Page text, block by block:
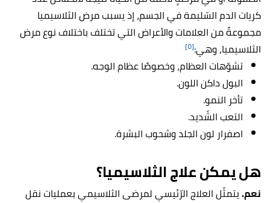
كريات الدم السّليمة في الجسم، إذ يسبب مرض الثلاسيميا
مجموعةً من العلامات والأعراض التي تختلف باختلاف نوع مرض
الثلاسيميا، وهي:[٥]
تشوّهات العظام، وخصوصًا عظام الوجه.
البول داكن اللون.
تأخر النمو.
التعب الشّديد.
اصفرار لون الجلد وشحوب البشرة.
هل يمكن علاج الثلاسيميا؟
نعم.يتمثّل العلاج الرّئيسي لمرضى الثلاسيمي بعمليات نقل